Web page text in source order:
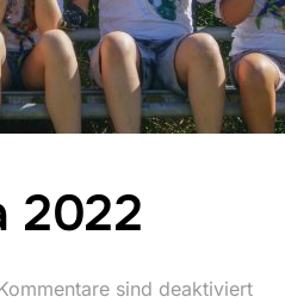
2022
sind deaktiviert